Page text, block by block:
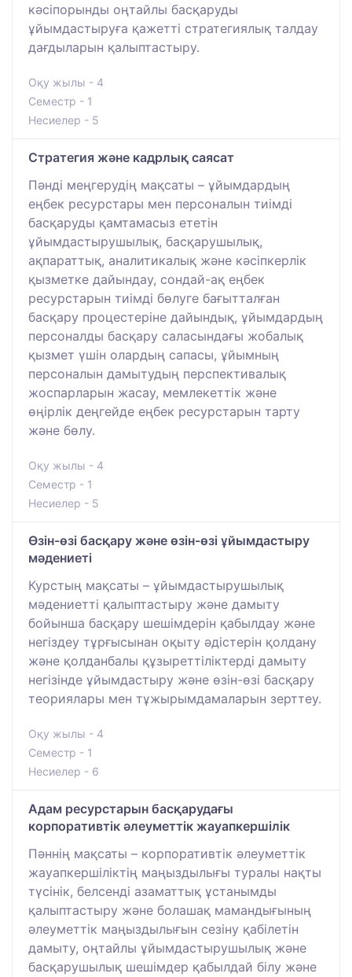
кәсіпорынды оңтайлы басқаруды
ұйымдастыруға қажетті стратегиялық талдау
дағдыларын қалыптастыру.
Оқу жылы - 4
Семестр - 1
Несиелер - 5
Стратегия және кадрлық саясат
Пәнді меңгерудің мақсаты – ұйымдардың
еңбек ресурстары мен персоналын тиімді
басқаруды қамтамасыз ететін
ұйымдастырушылық, басқарушылық,
ақпараттық, аналитикалық және кәсіпкерлік
қызметке дайындау, сондай-ақ еңбек
ресурстарын тиімді бөлуге бағытталған
басқару процестеріне дайындық, ұйымдардың
персоналды басқару саласындағы жобалық
қызмет үшін олардың сапасы, ұйымның
персоналын дамытудың перспективалық
жоспарларын жасау, мемлекеттік және
өңірлік деңгейде еңбек ресурстарын тарту
және бөлу.
Оқу жылы - 4
Семестр - 1
Несиелер - 5
Өзін-өзі басқару және өзін-өзі ұйымдастыру
мәдениеті
Курстың мақсаты – ұйымдастырушылық
мәдениетті қалыптастыру және дамыту
бойынша басқару шешімдерін қабылдау және
негіздеу тұрғысынан оқыту әдістерін қолдану
және қолданбалы құзыреттіліктерді дамыту
негізінде ұйымдастыру және өзін-өзі басқару
теориялары мен тұжырымдамаларын зерттеу.
Оқу жылы - 4
Семестр - 1
Несиелер - 6
Адам ресурстарын басқарудағы
корпоративтік әлеуметтік жауапкершілік
Пәннің мақсаты – корпоративтік әлеуметтік
жауапкершіліктің маңыздылығы туралы нақты
түсінік, белсенді азаматтық ұстанымды
қалыптастыру және болашақ мамандығының
әлеуметтік маңыздылығын сезіну қабілетін
дамыту, оңтайлы ұйымдастырушылық және
басқарушылық шешімдер қабылдай білу және